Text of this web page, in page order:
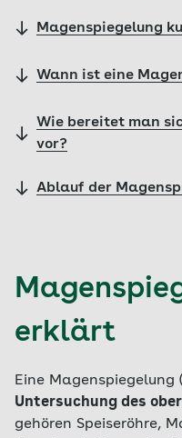
Magenspiegelung
Wann ist eine
Wie bereitet man
vor?
Ablauf der
erklärt
Eine Magenspiegelung (
Untersuchung des
gehören Speiseröhre,